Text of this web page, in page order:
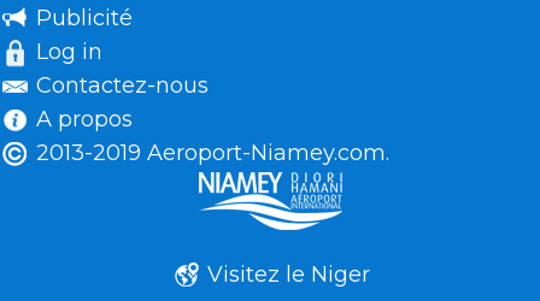
Publicité
Log in
Contactez-nous
A propos
2013-2019 Aeroport-Niamey.com.
Visitez le Niger